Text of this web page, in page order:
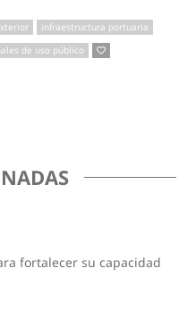
infraestructura portuaria
de uso público
fortalecer su capacidad